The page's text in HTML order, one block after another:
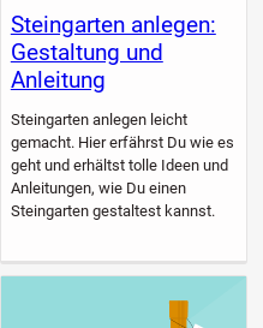
Steingarten anlegen:
Gestaltung und
Anleitung
Steingarten anlegen leicht
gemacht. Hier erfährst Du wie es
geht und erhältst tolle Ideen und
Anleitungen, wie Du einen
Steingarten gestaltest kannst.